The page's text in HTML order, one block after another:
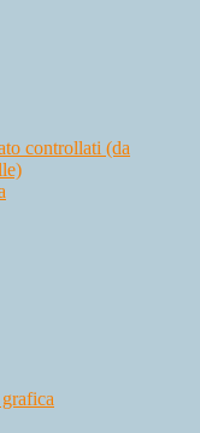
controllati (da